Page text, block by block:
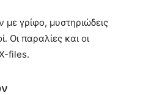
με γρίφο, μυστηριώδεις
Οι παραλίες και οι
files.